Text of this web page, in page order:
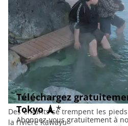
Des enfants se trempent les
la rivière Kawayu